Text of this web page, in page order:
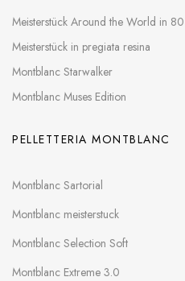
Meisterstück Around the World in
Meisterstück in pregiata resina
Montblanc Starwalker
Montblanc Muses Edition
PELLETTERIA MONTBLANC
Montblanc Sartorial
Montblanc meisterstuck
Montblanc Selection Soft
Montblanc Extreme 3.0